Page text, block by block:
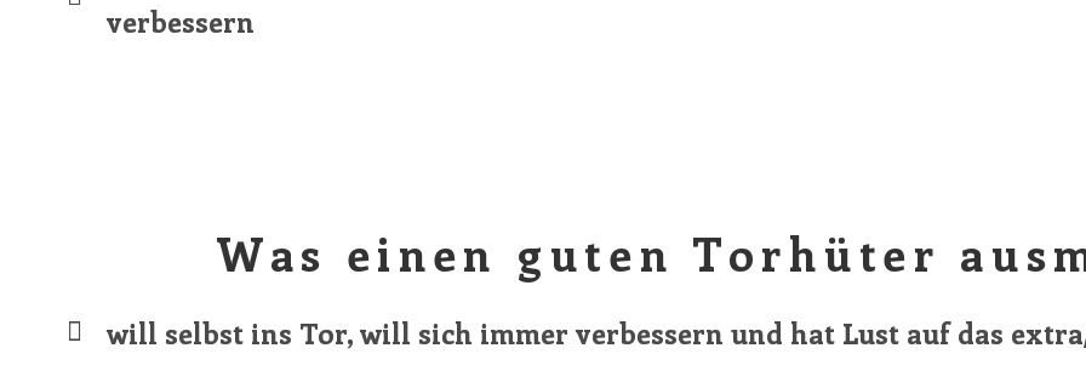
verbessern
Was einen guten Torhüter
will selbst ins Tor, will sich immer verbessern und hat Lust auf das